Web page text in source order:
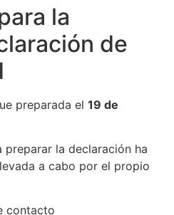
la
de
preparada el 19 de
la declaración ha
a cabo por el propio
contacto